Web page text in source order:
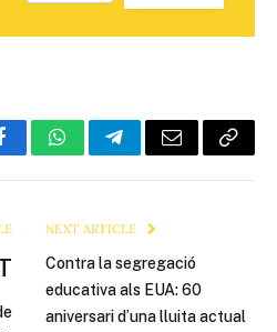
WhatsAppTelegramEmail Copy
NEXT ARTICLE
Contra la segregació
educativa als EUA: 60
aniversari d’una lluita actual